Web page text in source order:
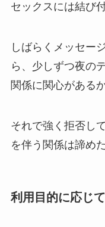
セックスには結び
しばらくメッセー
ら、少しずつ夜の
関係に関心がある
それで強く拒否し
を伴う関係は諦め
利用目的に応じ